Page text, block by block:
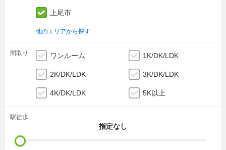
上尾市
他のエリアから探す
間取り ワンルーム 1K/DK/LDK
2K/DK/LDK 3K/DK/LDK
4K/DK/LDK 5K以上
駅徒歩
指定なし